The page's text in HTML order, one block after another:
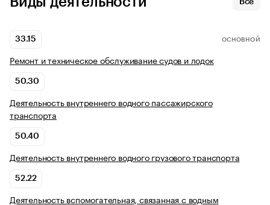
Все
33.15 ОСНОВНОЙ
Ремонт и техническое обслуживание судов и лодок
50.30
Деятельность внутреннего водного пассажирского
транспорта
50.40
Деятельность внутреннего водного грузового транспорта
52.22
Деятельность вспомогательная, связанная с водным